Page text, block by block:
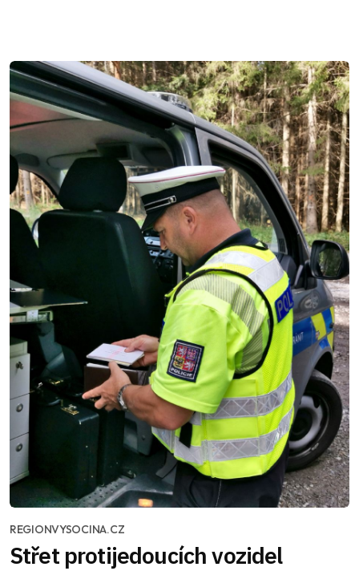
REGIONVYSOCINA.CZ
Střet protijedoucích vozidel